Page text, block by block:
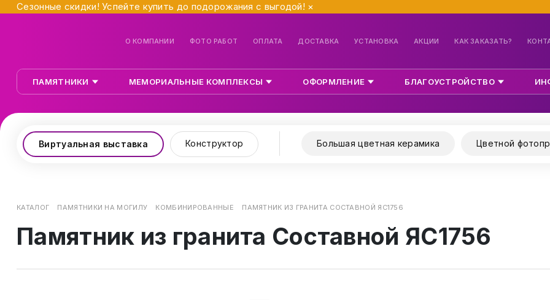
Сезонные скидки! Успейте купить до подорожания с выгодой! ×
О КОМПАНИИ ФОТО РАБОТ ОПЛАТА ДОСТАВКА УСТАНОВКА АКЦИИ КАК ЗАКАЗАТЬ?
ПАМЯТНИКИ МЕМОРИАЛЬНЫЕ КОМПЛЕКСЫ ОФОРМЛЕНИЕ БЛАГОУСТРОЙСТВО
Виртуальная выставка Конструктор Большая цветная керамика Цветной
КАТАЛОГ ПАМЯТНИКИ НА МОГИЛУ КОМБИНИРОВАННЫЕ ПАМЯТНИК ИЗ ГРАНИТА СОСТАВНОЙ ЯС1756
Памятник из гранита Составной ЯС1756